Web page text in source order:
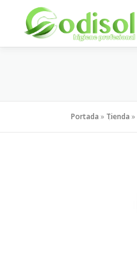
contenido
Portada » Tienda »